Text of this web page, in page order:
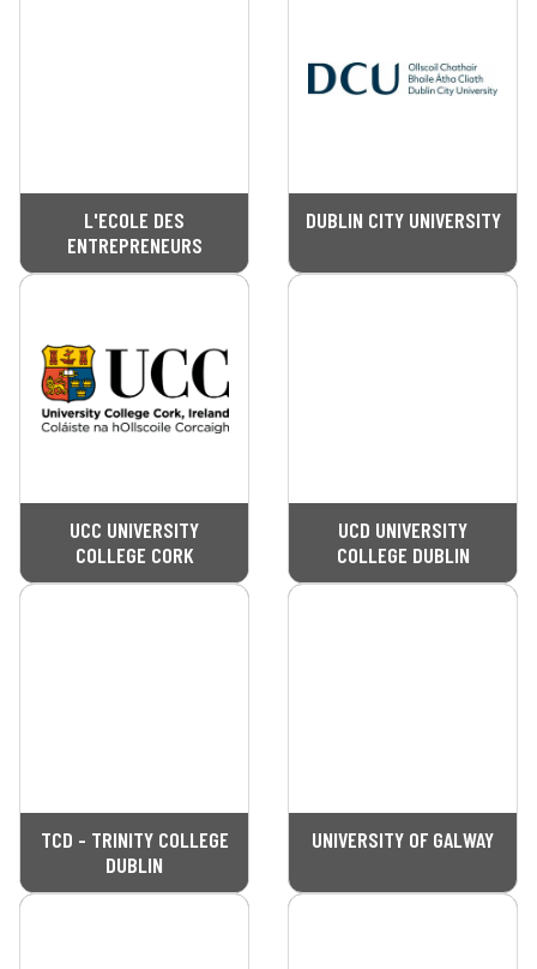
L'ECOLE DES
ENTREPRENEURS
DUBLIN CITY UNIVERSITY
UCC UNIVERSITY
COLLEGE CORK
UCD UNIVERSITY
COLLEGE DUBLIN
TCD - TRINITY COLLEGE
DUBLIN
UNIVERSITY OF GALWAY